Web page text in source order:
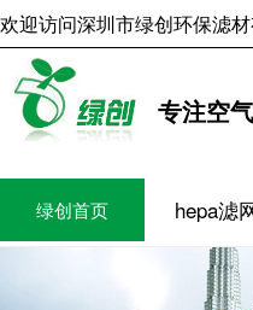
欢迎访问深圳市绿创环保滤
绿创首页 hepa滤
专注空